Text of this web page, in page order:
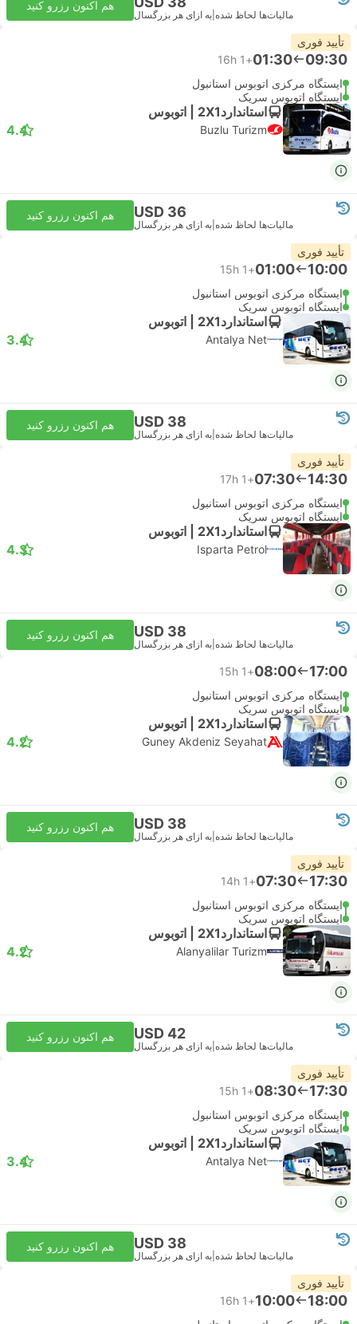
مالیات‌ها لحاظ شده به ازای هر بزرگسال
هم اکنون رزرو کنید
تأیید فوری
09:30
01:30
+1
16h
ایستگاه مرکزی اتوبوس استانبول
ایستگاه اتوبوس سریک
استاندارد2X1 | اتوبوس
Buzlu Turizm
4.4
USD 36
مالیات‌ها لحاظ شده به ازای هر بزرگسال
هم اکنون رزرو کنید
تأیید فوری
10:00
01:00
+1
15h
ایستگاه مرکزی اتوبوس استانبول
ایستگاه اتوبوس سریک
استاندارد2X1 | اتوبوس
Antalya Net
3.4
USD 38
مالیات‌ها لحاظ شده به ازای هر بزرگسال
هم اکنون رزرو کنید
تأیید فوری
14:30
07:30
+1
17h
ایستگاه مرکزی اتوبوس استانبول
ایستگاه اتوبوس سریک
استاندارد2X1 | اتوبوس
Isparta Petrol
4.3
USD 38
مالیات‌ها لحاظ شده به ازای هر بزرگسال
هم اکنون رزرو کنید
17:00
08:00
+1
15h
ایستگاه مرکزی اتوبوس استانبول
ایستگاه اتوبوس سریک
استاندارد2X1 | اتوبوس
Guney Akdeniz Seyahat
4.2
USD 38
مالیات‌ها لحاظ شده به ازای هر بزرگسال
هم اکنون رزرو کنید
تأیید فوری
17:30
07:30
+1
14h
ایستگاه مرکزی اتوبوس استانبول
ایستگاه اتوبوس سریک
استاندارد2X1 | اتوبوس
Alanyalilar Turizm
4.2
USD 42
مالیات‌ها لحاظ شده به ازای هر بزرگسال
هم اکنون رزرو کنید
تأیید فوری
17:30
08:30
+1
15h
ایستگاه مرکزی اتوبوس استانبول
ایستگاه اتوبوس سریک
استاندارد2X1 | اتوبوس
Antalya Net
3.4
USD 38
مالیات‌ها لحاظ شده به ازای هر بزرگسال
هم اکنون رزرو کنید
تأیید فوری
18:00
10:00
+1
16h